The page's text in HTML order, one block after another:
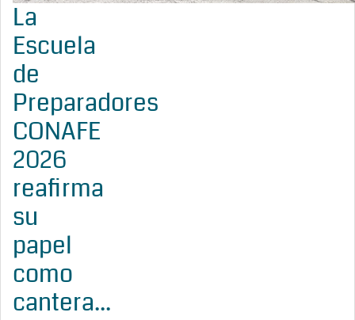
La
Escuela
de
Preparadores
CONAFE
2026
reafirma
su
papel
como
cantera...